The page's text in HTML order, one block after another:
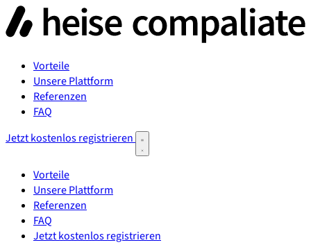
Vorteile
Unsere Plattform
Referenzen
FAQ
Jetzt kostenlos registrieren
Vorteile
Unsere Plattform
Referenzen
FAQ
Jetzt kostenlos registrieren